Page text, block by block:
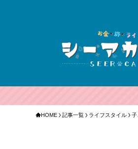
HOME 記事一覧 ライフスタイル 子